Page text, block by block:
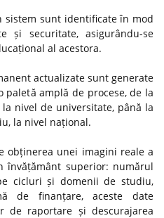
sistem sunt identificate în mod
și securitate, asigurându-se
al acestora.
actualizate sunt generate
amplă de procese, de la
nivel de universitate, până la
la nivel național.
obținerea unei imagini reale a
învățământ superior: numărul
cicluri și domenii de studiu,
de finanțare, aceste date
de raportare și descurajarea